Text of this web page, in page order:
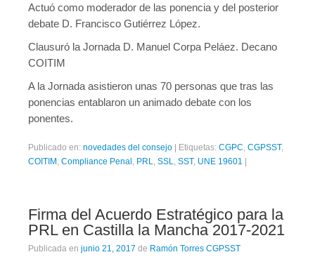
Actuó como moderador de las ponencia y del posterior
debate D. Francisco Gutiérrez López.
Clausuró la Jornada D. Manuel Corpa Peláez. Decano
COITIM
A la Jornada asistieron unas 70 personas que tras las
ponencias entablaron un animado debate con los
ponentes.
Publicado en: novedades del consejo | Etiquetas: CGPC CGPSST,
COITIM Compliance Penal PRL SSL SST, UNE 19601 |
Firma del Acuerdo Estratégico para la
PRL en Castilla la Mancha 2017-2021
Publicada en junio 21, 2017 de Ramón Torres CGPSST